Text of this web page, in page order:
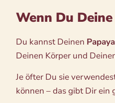
Wenn Du
Du kannst Deinen
Deinen Körper und
Je öfter Du sie
können – das gibt Dir ein